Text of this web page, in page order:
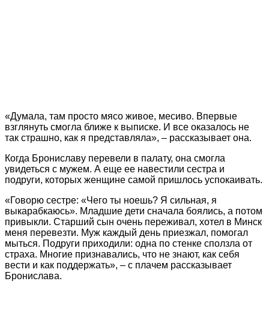
«Думала, там просто мясо живое, месиво. Впервые
взглянуть смогла ближе к выписке. И все оказалось не
так страшно, как я представляла», – рассказывает она.
Когда Брониславу перевели в палату, она смогла
увидеться с мужем. А еще ее навестили сестра и
подруги, которых женщине самой пришлось успокаивать.
«Говорю сестре: «Чего ты ноешь? Я сильная, я
выкарабкаюсь». Младшие дети сначала боялись, а потом
привыкли. Старший сын очень переживал, хотел в Минск
меня перевезти. Муж каждый день приезжал, помогал
мыться. Подруги приходили: одна по стенке сползла от
страха. Многие признавались, что не знают, как себя
вести и как поддержать», – с плачем рассказывает
Бронислава.